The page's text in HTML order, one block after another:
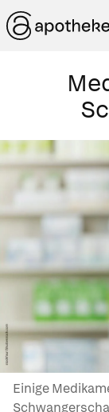
Einige